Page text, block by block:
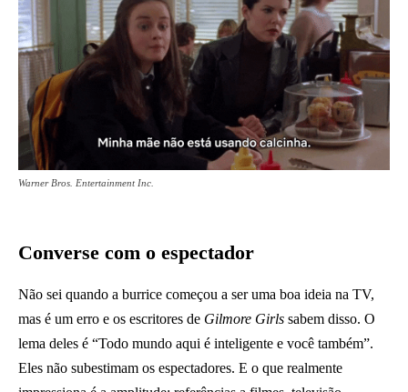
Warner Bros. Entertainment Inc.
Converse com o espectador
Não sei quando a burrice começou a ser uma boa ideia na TV,
mas é um erro e os escritores de Gilmore Girls sabem disso. O
lema deles é “Todo mundo aqui é inteligente e você também”.
Eles não subestimam os espectadores. E o que realmente